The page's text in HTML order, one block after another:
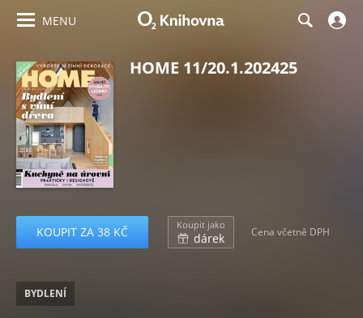
MENU
HOME 11/20.1.202425
KOUPIT ZA 38 KČ Koupit jako
dárek Cena včetně DPH
BYDLENÍ